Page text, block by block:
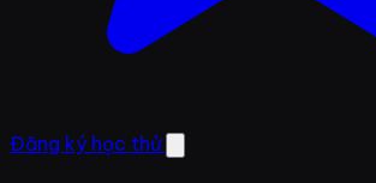
Đăng ký học thử